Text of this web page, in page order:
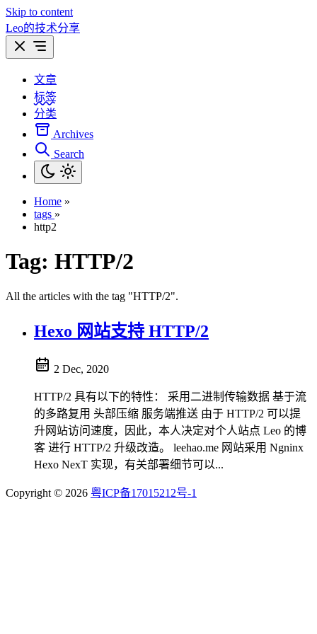
Skip to content
Leo的技术分享
文章
标签
分类
Archives
Search
Home »
tags »
http2
Tag: HTTP/2
All the articles with the tag "HTTP/2".
Hexo 网站支持 HTTP/2
2 Dec, 2020
HTTP/2 具有以下的特性： 采用二进制传输数据 基于流
的多路复用 头部压缩 服务端推送 由于 HTTP/2 可以提
升网站访问速度，因此，本人决定对个人站点 Leo 的博
客 进行 HTTP/2 升级改造。 leehao.me 网站采用 Ngninx
Hexo NexT 实现，有关部署细节可以...
Copyright © 2026 粤ICP备17015212号-1